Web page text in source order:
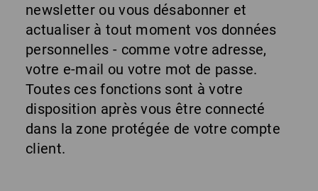
newsletter ou vous désabonner et
actualiser à tout moment vos données
personnelles - comme votre adresse,
votre e-mail ou votre mot de passe.
Toutes ces fonctions sont à votre
disposition après vous être connecté
dans la zone protégée de votre compte
client.